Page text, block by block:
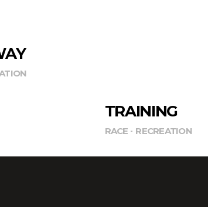
TRAINING
RACE RECREATION